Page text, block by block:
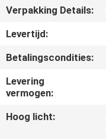
NIEUWS
ALLE
GEVALLEN
SITEMAP
Verpakking Details:
Levertijd:
Betalingscondities:
Levering
vermogen:
Hoog licht: